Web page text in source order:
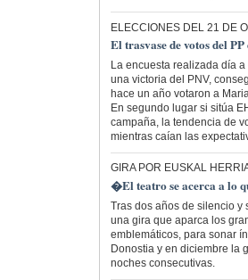
ELECCIONES DEL 21 DE
El trasvase de votos del
La encuesta realizada día
una victoria del PNV,
hace un año votaron a
En segundo lugar si sitúa
campaña, la tendencia de
mientras caían las
GIRA POR EUSKAL
�El teatro se acerca a lo
Tras dos años de silencio y
una gira que aparca los
emblemáticos, para sonar
Donostia y en diciembre la
noches consecutivas.